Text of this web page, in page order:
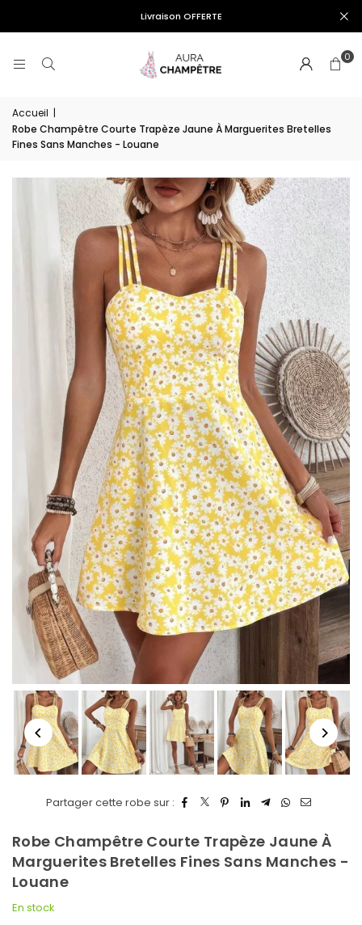
Livraison OFFERTE
0
Accueil |
Robe Champêtre Courte Trapèze Jaune À Marguerites Bretelles
Fines Sans Manches - Louane
Partager cette robe sur :
Robe Champêtre Courte Trapèze Jaune À
Marguerites Bretelles Fines Sans Manches -
Louane
En stock